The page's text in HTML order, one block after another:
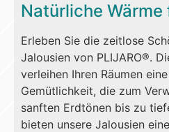
Natürliche Wärme
Erleben Sie die zeitlose
Jalousien von PLIJARO®.
verleihen Ihren Räumen
Gemütlichkeit, die zum
sanften Erdtönen bis zu
bieten unsere Jalousien